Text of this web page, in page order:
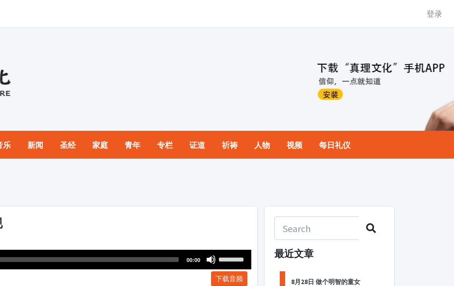
登录
乐 新闻 圣经 家庭 青年 专栏 证道 祈祷 人物 视频 每日礼仪
00:00
Arrow
下载音频
最近文章
8月28日 做个明智的童女